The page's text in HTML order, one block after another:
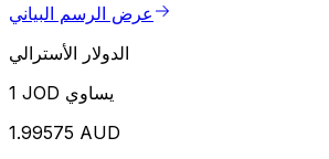
عرض الرسم البياني
الدولار الأسترالي
1 JOD يساوي
1.99575 AUD